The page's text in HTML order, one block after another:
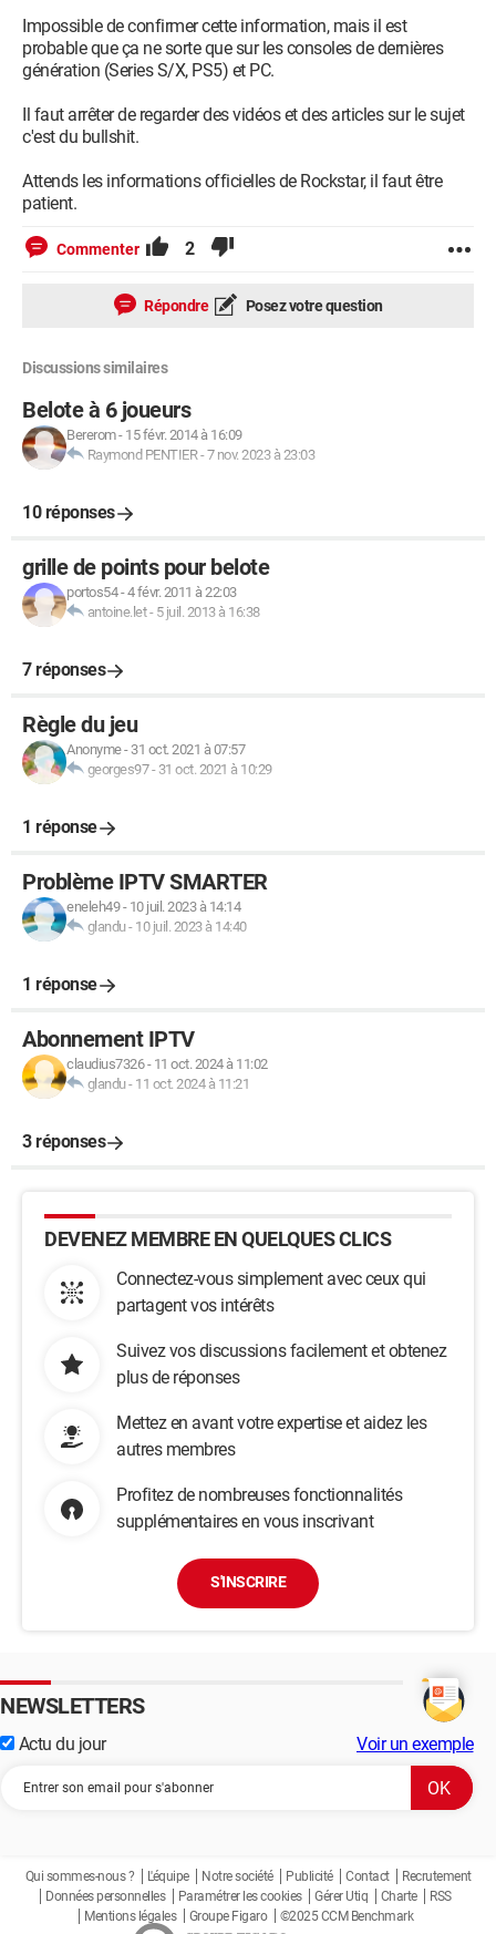
Impossible de confirmer cette information, mais il est
probable que ça ne sorte que sur les consoles de dernières
génération (Series S/X, PS5) et PC.
Il faut arrêter de regarder des vidéos et des articles sur le sujet
c'est du bullshit.
Attends les informations officielles de Rockstar, il faut être
patient.
Commenter 2
Répondre Posez votre question
Discussions similaires
Belote à 6 joueurs
Bererom- 15 févr. 2014 à 16:09
Raymond PENTIER-7 nov. 2023 à 23:03
10 réponses
grille de points pour belote
portos54-4 févr. 2011 à 22:03
antoine.let- 5 juil. 2013 à 16:38
7 réponses
Règle du jeu
Anonyme- 31 oct. 2021 à 07:57
georges97- 31 oct. 2021 à 10:29
1 réponse
Problème IPTV SMARTER
eneleh49- 10 juil. 2023 à 14:14
glandu- 10 juil. 2023 à 14:40
1 réponse
Abonnement IPTV
claudius7326- 11 oct. 2024 à 11:02
glandu- 11 oct. 2024 à 11:21
3 réponses
DEVENEZ MEMBRE EN QUELQUES CLICS
Connectez-vous simplement avec ceux qui
partagent vos intérêts
Suivez vos discussions facilement et obtenez
plus de réponses
Mettez en avant votre expertise et aidez les
autres membres
Profitez de nombreuses fonctionnalités
supplémentaires en vous inscrivant
S'INSCRIRE
NEWSLETTERS
Actu du jour Voir un exemple
Qui sommes-nous ? L'équipe Notre société Publicité Contact
Recrutement
Données personnelles
Paramétrer les cookies Gérer Utiq Charte
RSS
Mentions légales
Groupe Figaro ©2025 CCM Benchmark